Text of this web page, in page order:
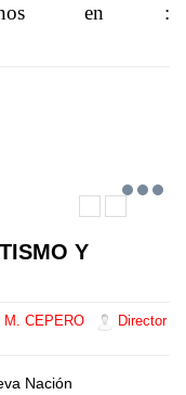
en :
Y
M. CEPERO
Director
Nación